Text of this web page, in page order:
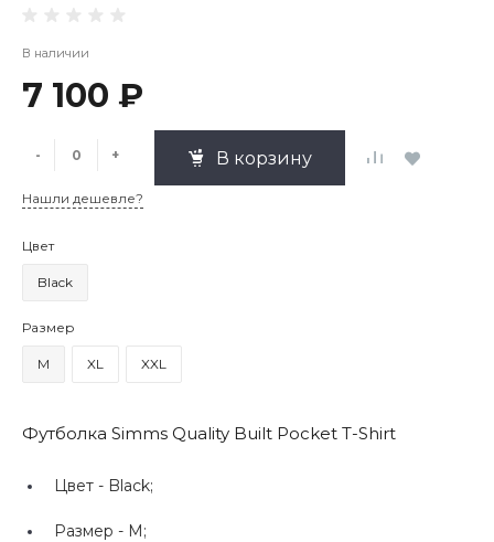
В наличии
7 100 ₽
- + В корзину
Нашли дешевле?
Цвет
Black
Размер
M XL XXL
Футболка Simms Quality Built Pocket T-Shirt
Цвет - Black;
Размер - M;